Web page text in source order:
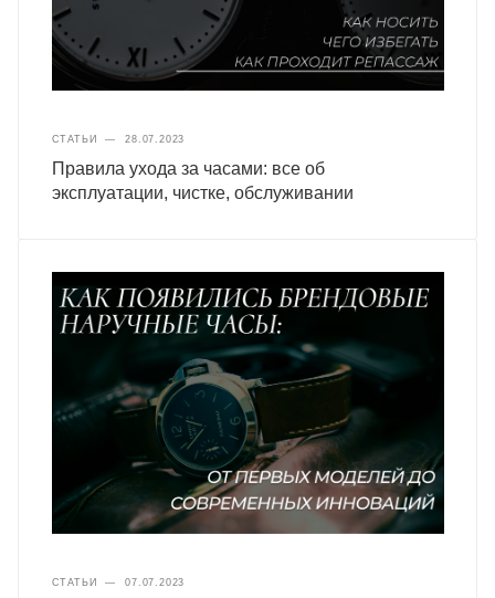
СТАТЬИ — 28.07.2023
Правила ухода за часами: все об
эксплуатации, чистке, обслуживании
СТАТЬИ — 07.07.2023